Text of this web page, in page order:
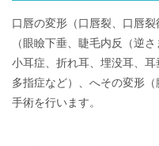
口唇の変形（口唇裂、口唇
（眼瞼下垂、睫毛内反（逆
小耳症、折れ耳、埋没耳、耳
多指症など）、へその変形
手術を行います。